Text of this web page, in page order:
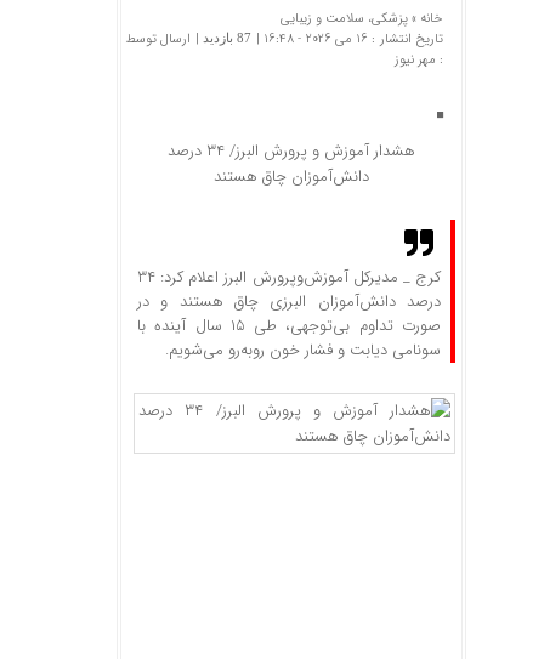
خانه »پزشکی، سلامت و زیبایی
تاریخ انتشار : 16 می 2026 - 16:48 |
87 بازدید
| ارسال توسط
: مهر نیوز
هشدار آموزش و پرورش البرز/ ۳۴ درصد
دانش‌آموزان چاق هستند
کرج _ مدیرکل آموزش‌وپرورش البرز اعلام کرد: ۳۴
درصد دانش‌آموزان البرزی چاق هستند و در
صورت تداوم بی‌توجهی، طی ۱۵ سال آینده با
سونامی دیابت و فشار خون روبه‌رو می‌شویم.